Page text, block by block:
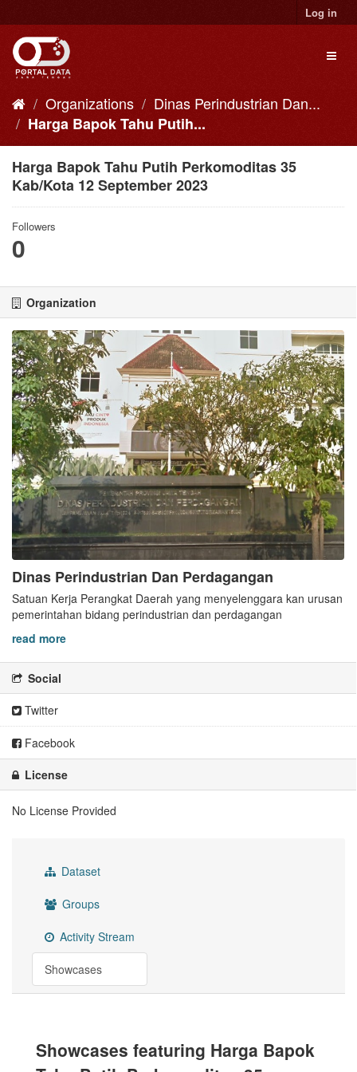
to
content
Log in
Organizations
Dinas Perindustrian Dan...
Harga Bapok Tahu Putih...
Harga Bapok Tahu Putih Perkomoditas 35
Kab/Kota 12 September 2023
Followers
0
Organization
Dinas Perindustrian Dan Perdagangan
Satuan Kerja Perangkat Daerah yang menyelenggara kan urusan
pemerintahan bidang perindustrian dan perdagangan
read more
Social
Twitter
Facebook
License
No License Provided
Dataset
Groups
Activity Stream
Showcases
Showcases featuring Harga Bapok